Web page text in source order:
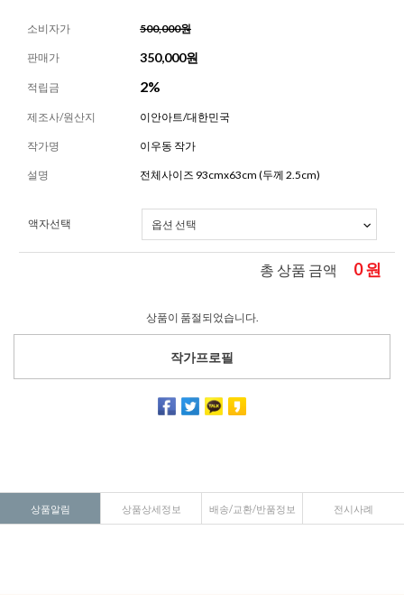
소비자가 500,000원
판매가 350,000원
적립금 2%
제조사/원산지 이안아트/대한민국
작가명 이우동 작가
설명 전체사이즈 93cmx63cm (두께 2.5cm)
액자선택
총 상품 금액 0원
상품이 품절되었습니다.
작가프로필
상품알림 상품상세정보 배송/교환/반품정보 전시사례